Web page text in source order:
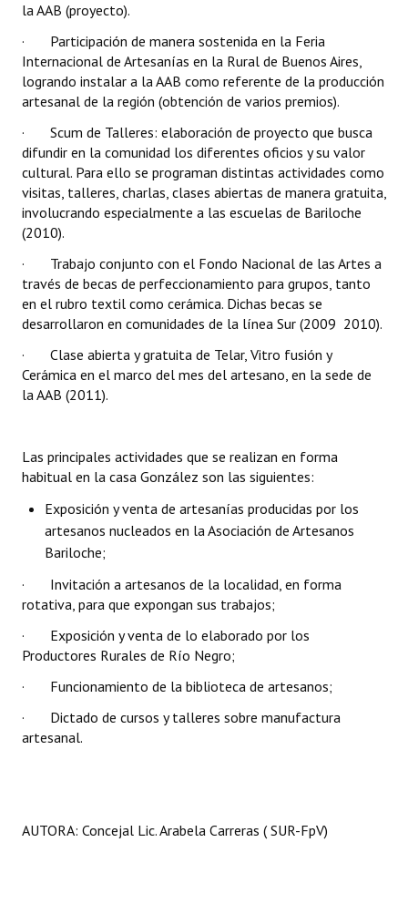
la AAB (proyecto).
· Participación de manera sostenida en la Feria
Internacional de Artesanías en la Rural de Buenos Aires,
logrando instalar a la AAB como referente de la producción
artesanal de la región (obtención de varios premios).
· Scum de Talleres: elaboración de proyecto que busca
difundir en la comunidad los diferentes oficios y su valor
cultural. Para ello se programan distintas actividades como
visitas, talleres, charlas, clases abiertas de manera gratuita,
involucrando especialmente a las escuelas de Bariloche
(2010).
· Trabajo conjunto con el Fondo Nacional de las Artes a
través de becas de perfeccionamiento para grupos, tanto
en el rubro textil como cerámica. Dichas becas se
desarrollaron en comunidades de la línea Sur (2009  2010).
· Clase abierta y gratuita de Telar, Vitro fusión y
Cerámica en el marco del mes del artesano, en la sede de
la AAB (2011).
Las principales actividades que se realizan en forma
habitual en la casa González son las siguientes:
Exposición y venta de artesanías producidas por los
artesanos nucleados en la Asociación de Artesanos
Bariloche;
· Invitación a artesanos de la localidad, en forma
rotativa, para que expongan sus trabajos;
· Exposición y venta de lo elaborado por los
Productores Rurales de Río Negro;
· Funcionamiento de la biblioteca de artesanos;
· Dictado de cursos y talleres sobre manufactura
artesanal.
AUTORA: Concejal Lic. Arabela Carreras ( SUR-FpV)